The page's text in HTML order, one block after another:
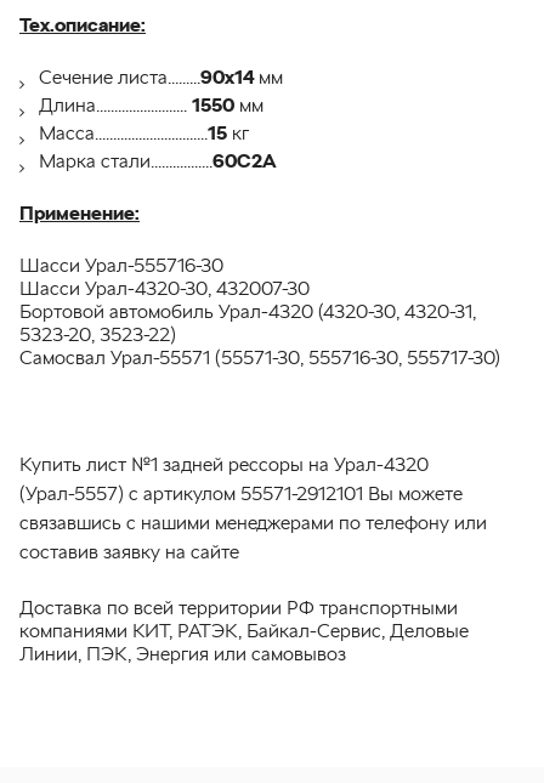
Тех.описание:
Сечение листа.........90х14мм
Длина......................... 1550 мм
Масса...............................15 кг
Марка стали.................60С2А
Применение:
Шасси Урал-555716-30
Шасси Урал-4320-30, 432007-30
Бортовой автомобиль Урал-4320 (4320-30, 4320-31,
5323-20, 3523-22)
Самосвал Урал-55571 (55571-30, 555716-30, 555717-30)
Купить лист №1 задней рессоры на Урал-4320
(Урал-5557) с артикулом 55571-2912101 Вы можете
связавшись с нашими менеджерами по телефону или
составив заявку на сайте
Доставка по всей территории РФ транспортными
компаниями КИТ, РАТЭК, Байкал-Сервис, Деловые
Линии, ПЭК, Энергия или самовывоз